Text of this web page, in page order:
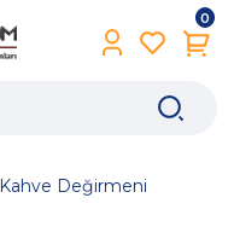
0
Kahve Değirmeni